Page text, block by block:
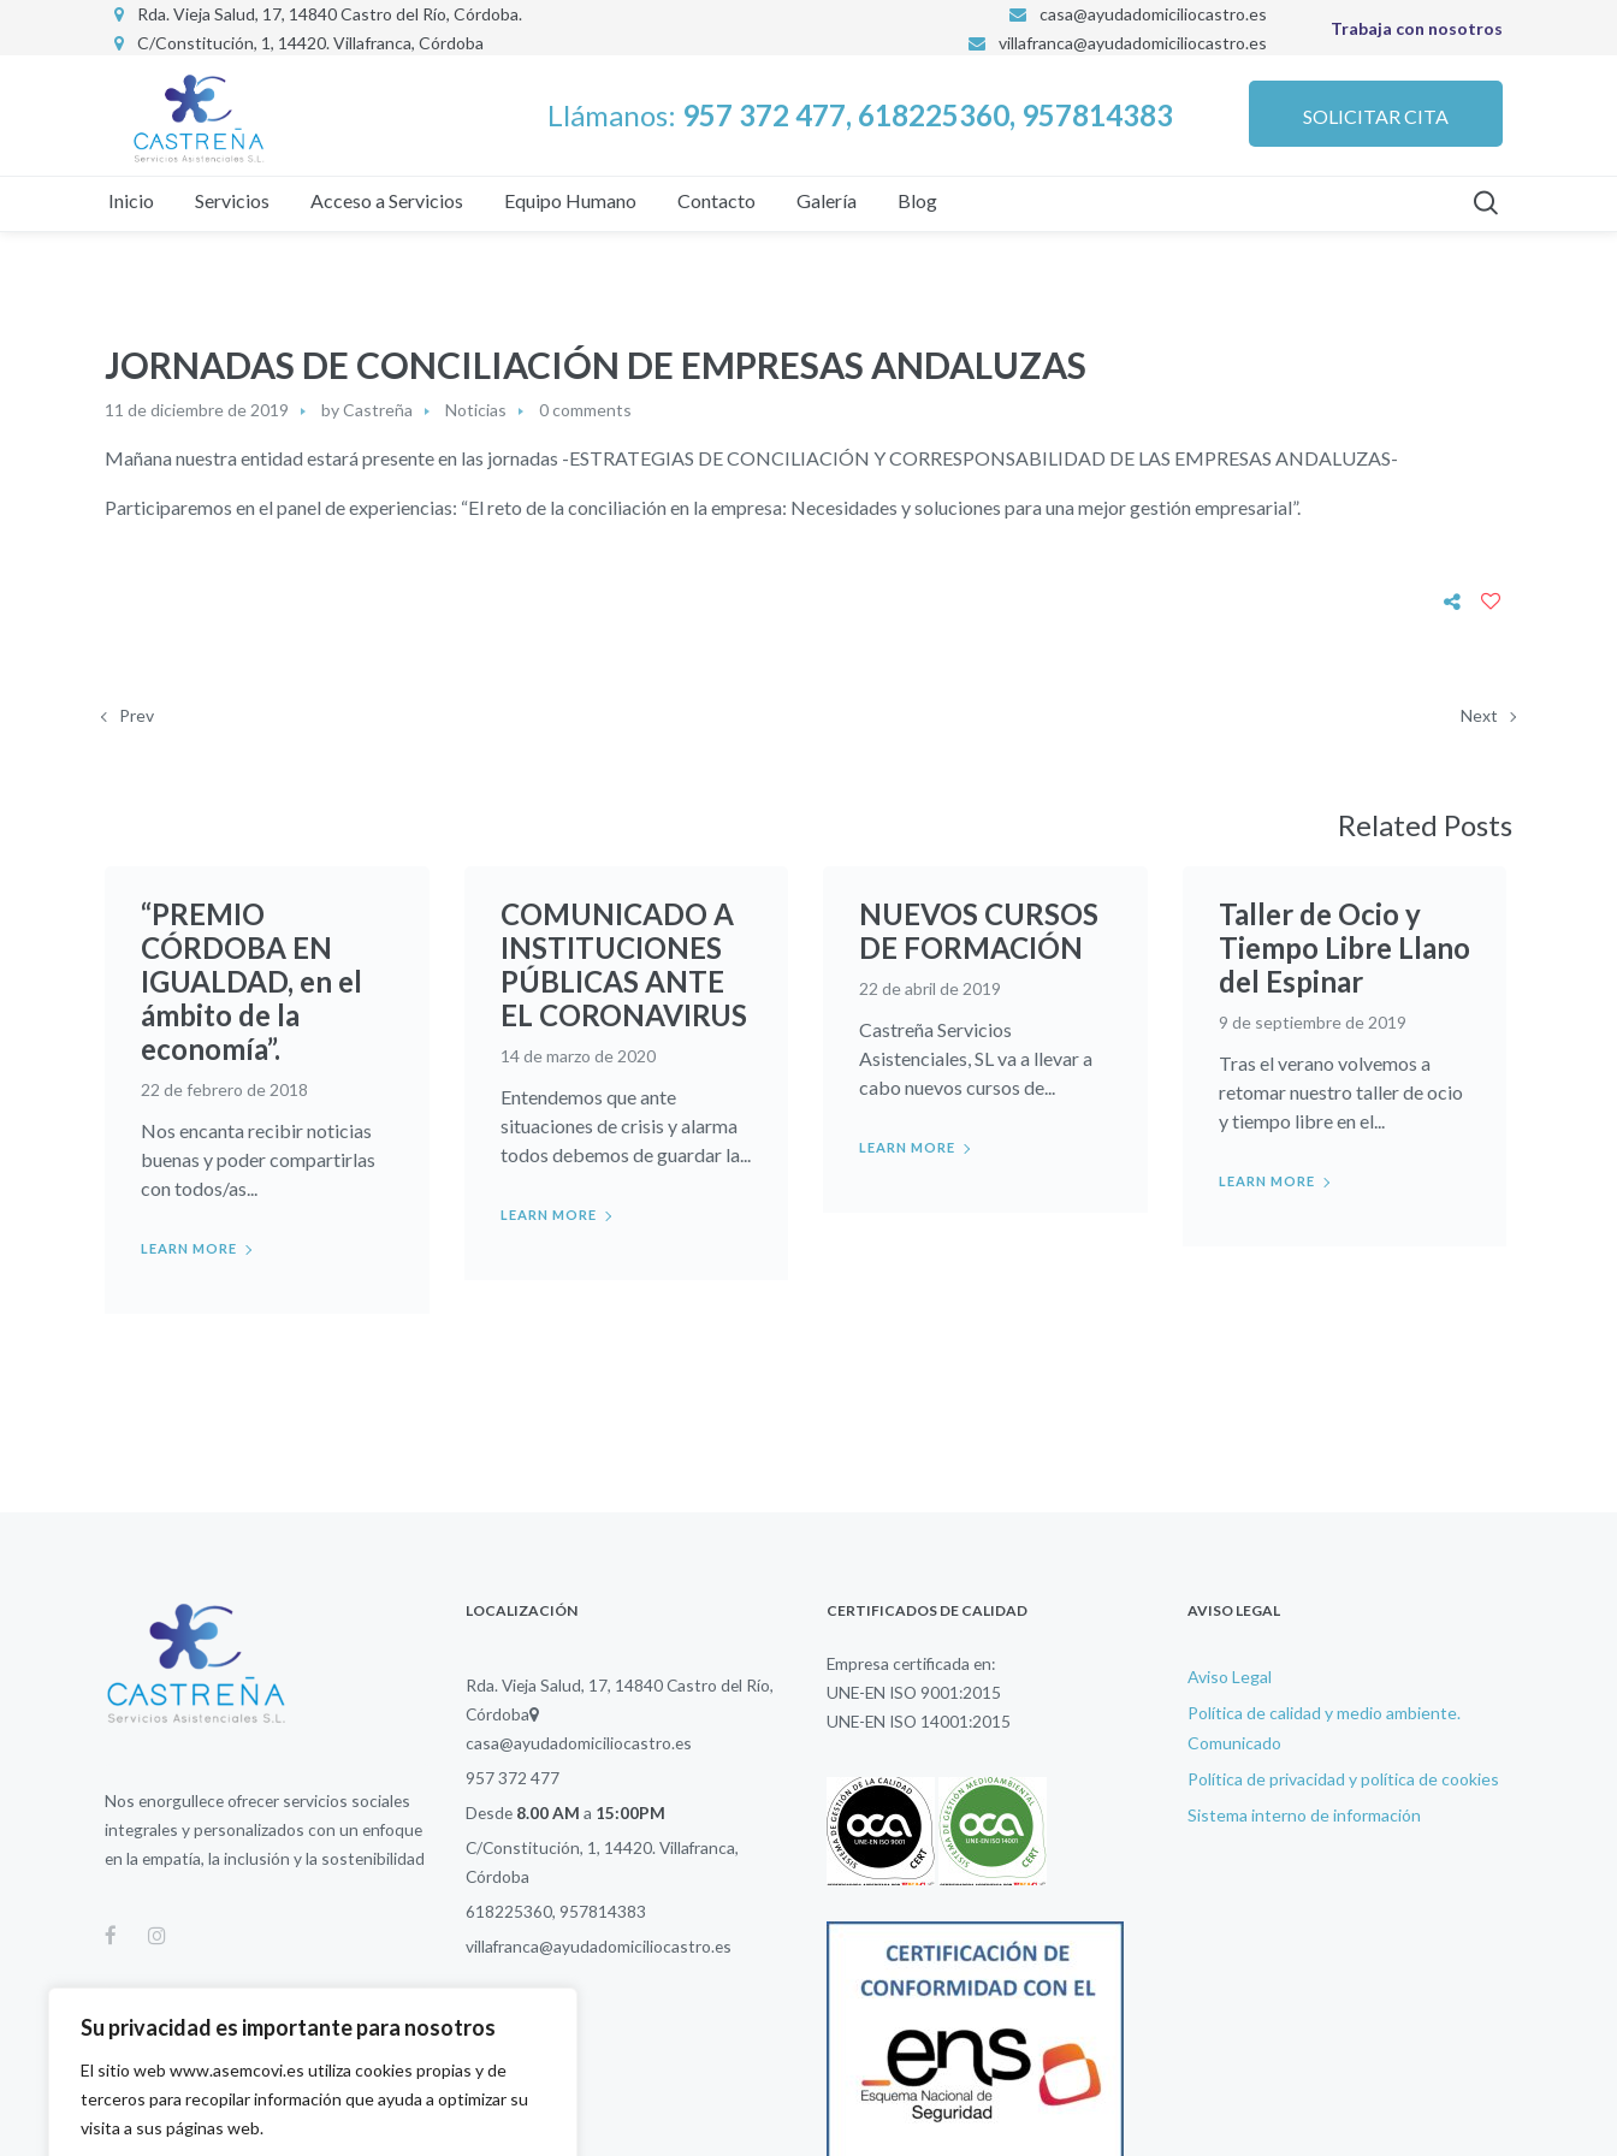
Su privacidad es importante para nosotros
El sitio web www.asemcovi.es utiliza cookies propias y de
terceros para recopilar información que ayuda a optimizar su
visita a sus páginas web.
Rda. Vieja Salud, 17, 14840 Castro del Río, Córdoba.
C/Constitución, 1, 14420. Villafranca, Córdoba
casa@ayudadomiciliocastro.es
villafranca@ayudadomiciliocastro.es
Trabaja con nosotros
Llámanos: 957 372 477, 618225360, 957814383 SOLICITAR CITA
Inicio Servicios Acceso a Servicios Equipo Humano Contacto Galería Blog
JORNADAS DE CONCILIACIÓN DE EMPRESAS ANDALUZAS
11 de diciembre de 2019 byCastreña Noticias 0 comments
Mañana nuestra entidad estará presente en las jornadas -ESTRATEGIAS DE CONCILIACIÓN Y CORRESPONSABILIDAD DE LAS EMPRESAS ANDALUZAS-
Participaremos en el panel de experiencias: “El reto de la conciliación en la empresa: Necesidades y soluciones para una mejor gestión empresarial”.
Prev Next
Related Posts
“PREMIO
CÓRDOBA EN
IGUALDAD, en el
ámbito de la
economía”.
22 de febrero de 2018
Nos encanta recibir noticias
buenas y poder compartirlas
con todos/as...
LEARN MORE
COMUNICADO A
INSTITUCIONES
PÚBLICAS ANTE
EL CORONAVIRUS
14 de marzo de 2020
Entendemos que ante
situaciones de crisis y alarma
todos debemos de guardar la...
LEARN MORE
NUEVOS CURSOS
DE FORMACIÓN
22 de abril de 2019
Castreña Servicios
Asistenciales, SL va a llevar a
cabo nuevos cursos de...
LEARN MORE
Taller de Ocio y
Tiempo Libre Llano
del Espinar
9 de septiembre de 2019
Tras el verano volvemos a
retomar nuestro taller de ocio
y tiempo libre en el...
LEARN MORE
Nos enorgullece ofrecer servicios sociales
integrales y personalizados con un enfoque
en la empatía, la inclusión y la sostenibilidad
LOCALIZACIÓN
Rda. Vieja Salud, 17, 14840 Castro del Río,
Córdoba
casa@ayudadomiciliocastro.es
957 372 477
Desde 8.00 AM a 15:00PM
C/Constitución, 1, 14420. Villafranca,
Córdoba
618225360, 957814383
villafranca@ayudadomiciliocastro.es
CERTIFICADOS DE CALIDAD
Empresa certificada en:
UNE-EN ISO 9001:2015
UNE-EN ISO 14001:2015
AVISO LEGAL
Aviso Legal
Política de calidad y medio ambiente.
Comunicado
Política de privacidad y política de cookies
Sistema interno de información